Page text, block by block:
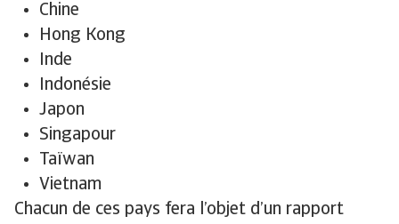
Chine
Hong Kong
Inde
Indonésie
Japon
Singapour
Taïwan
Vietnam
Chacun de ces pays fera l’objet d’un rapport